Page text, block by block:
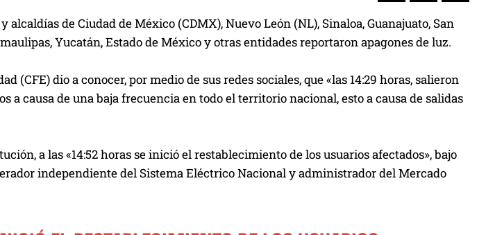
de Ciudad de México (CDMX), Nuevo León (NL), Sinaloa, Guanajuato, San
Yucatán, Estado de México y otras entidades reportaron apagones de luz.
(CFE) dio a conocer, por medio de sus redes sociales, que «las 14:29 horas, salieron
a causa de una baja frecuencia en todo el territorio nacional, esto a causa de salidas
a las «14:52 horas se inició el restablecimiento de los usuarios afectados», bajo
independiente del Sistema Eléctrico Nacional y administrador del Mercado